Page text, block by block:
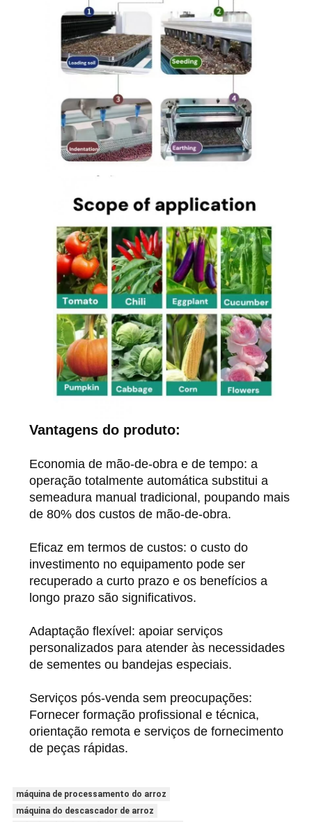
Vantagens do produto:
Economia de mão-de-obra e de tempo: a
operação totalmente automática substitui a
semeadura manual tradicional, poupando mais
de 80% dos custos de mão-de-obra.
Eficaz em termos de custos: o custo do
investimento no equipamento pode ser
recuperado a curto prazo e os benefícios a
longo prazo são significativos.
Adaptação flexível: apoiar serviços
personalizados para atender às necessidades
de sementes ou bandejas especiais.
Serviços pós-venda sem preocupações:
Fornecer formação profissional e técnica,
orientação remota e serviços de fornecimento
de peças rápidas.
máquina de processamento do arroz
máquina do descascador de arroz